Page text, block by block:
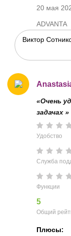
20 мая
ADVANTA
«Очень
задачах »
Удобство
Служба
Функции
5
Общий
Плюсы: